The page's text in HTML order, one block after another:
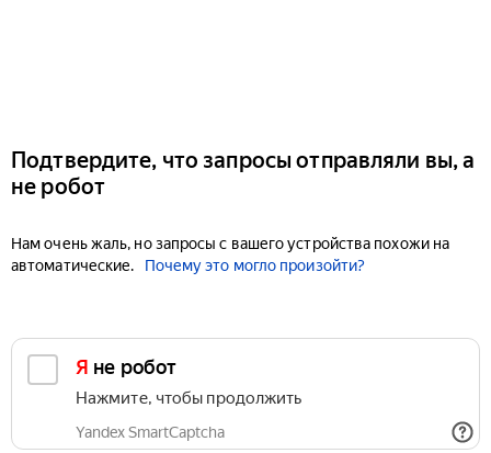
Подтвердите, что запросы отправляли вы, а
не робот
Нам очень жаль, но запросы с вашего устройства похожи на
автоматические.
Почему это могло произойти?
Я не робот
Нажмите, чтобы продолжить
Yandex SmartCaptcha